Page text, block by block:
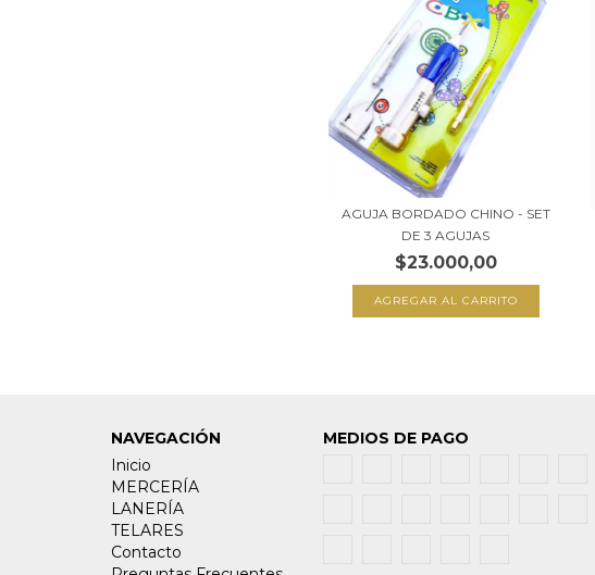
AGUJA BORDADO CHINO - SET
DE 3 AGUJAS
$23.000,00
NAVEGACIÓN
Inicio
MERCERÍA
LANERÍA
TELARES
Contacto
MEDIOS DE PAGO